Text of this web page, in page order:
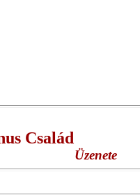
Család
Üzenete